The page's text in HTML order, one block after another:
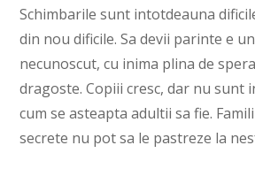
Schimbarile sunt intotdeauna
din nou dificile. Sa devii parinte e
necunoscut, cu inima plina de
dragoste. Copiii cresc, dar nu sunt
cum se asteapta adultii sa fie.
secrete nu pot sa le pastreze la